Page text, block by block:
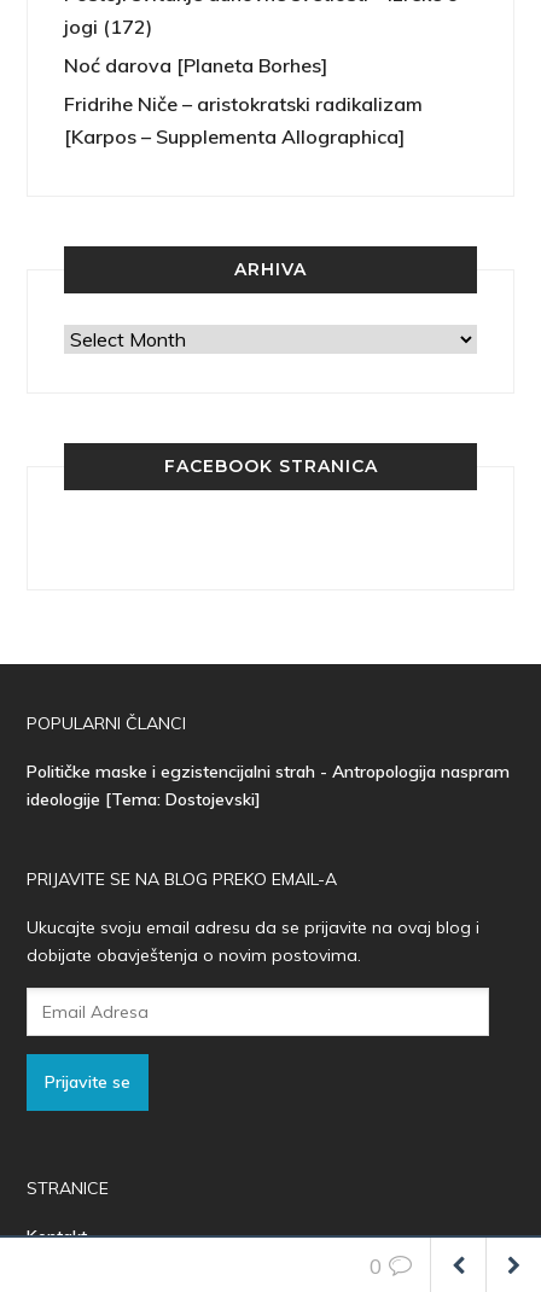
jogi (172)
Noć darova [Planeta Borhes]
Fridrihe Niče – aristokratski radikalizam
[Karpos – Supplementa Allographica]
ARHIVA
Arhiva
FACEBOOK STRANICA
POPULARNI ČLANCI
Političke maske i egzistencijalni strah - Antropologija naspram
ideologije [Tema: Dostojevski]
PRIJAVITE SE NA BLOG PREKO EMAIL-A
Ukucajte svoju email adresu da se prijavite na ovaj blog i
dobijate obavještenja o novim postovima.
Prijavite se
STRANICE
Kontakt
0